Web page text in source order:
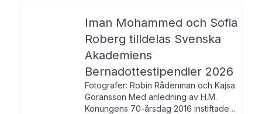
Iman Mohammed och Sofia
Roberg tilldelas Svenska
Akademiens
Bernadottestipendier 2026
Fotografer: Robin Rådenman och Kajsa
Göransson Med anledning av H.M.
Konungens 70-årsdag 2016 instiftade